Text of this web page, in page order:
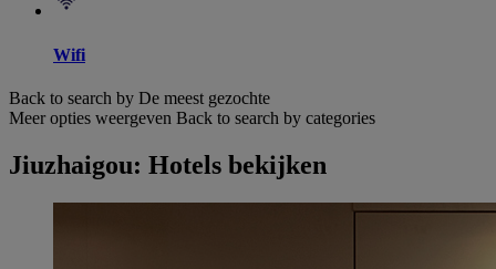
Wifi
Back to search by De meest gezochte
Meer opties weergeven Back to search by categories
Jiuzhaigou: Hotels bekijken